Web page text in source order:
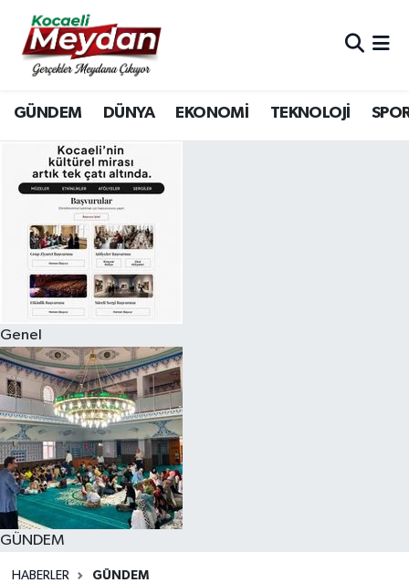
GÜNDEM DÜNYA EKONOMİ TEKNOLOJİ
Genel
GÜNDEM
HABERLER GÜNDEM
Nöbetçi Eczaneler
Hava Durumu
Trafik Durumu
Süper Lig Puan Durumu ve Fikstür
Tüm Manşetler
Son Dakika Haberleri
Haber Arşivi